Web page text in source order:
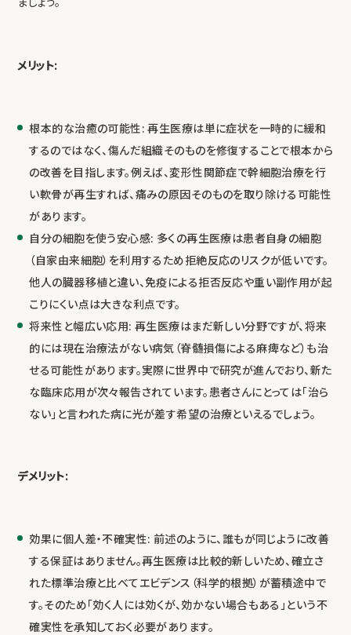
メリット:
根本的な治癒の可能性: 再生医療は単に症状を一時的に緩和
するのではなく、傷んだ組織そのものを修復することで根本から
の改善を目指します。例えば、変形性関節症で幹細胞治療を行
い軟骨が再生すれば、痛みの原因そのものを取り除ける可能性
があります。
自分の細胞を使う安心感: 多くの再生医療は患者自身の細胞
（自家由来細胞）を利用するため拒絶反応のリスクが低いです。
他人の臓器移植と違い、免疫による拒否反応や重い副作用が起
こりにくい点は大きな利点です。
将来性と幅広い応用: 再生医療はまだ新しい分野ですが、将来
的には現在治療法がない病気（脊髄損傷による麻痺など）も治
せる可能性があります。実際に世界中で研究が進んでおり、新た
な臨床応用が次々報告されています。患者さんにとっては「治ら
ない」と言われた病に光が差す希望の治療といえるでしょう。
デメリット:
効果に個人差・不確実性: 前述のように、誰もが同じように改善
する保証はありません。再生医療は比較的新しいため、確立さ
れた標準治療と比べてエビデンス（科学的根拠）が蓄積途中で
す。そのため「効く人には効くが、効かない場合もある」という不
確実性を承知しておく必要があります。